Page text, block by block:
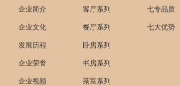
企业简介
企业文化
发展历程
企业荣誉
企业视频
客厅系列
餐厅系列
卧房系列
书房系列
茶室系列
七专品质
七大优势